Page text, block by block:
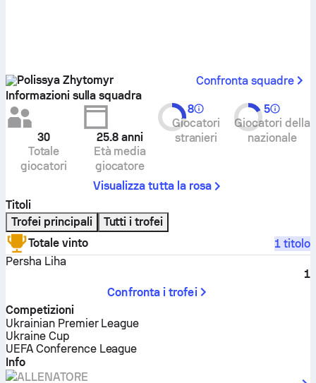
Polissya Zhytomyr
Confronta squadre
Informazioni sulla squadra
30
Totale
giocatori
25.8 anni
Età media
giocatore
8
Giocatori
stranieri
5
Giocatori della
nazionale
Visualizza tutta la rosa
Titoli
Trofei principali
Tutti i trofei
Totale vinto
1 titolo
Persha Liha
1
Confronta i trofei
Competizioni
Ukrainian Premier League
Ukraine Cup
UEFA Conference League
Info
ALLENATORE